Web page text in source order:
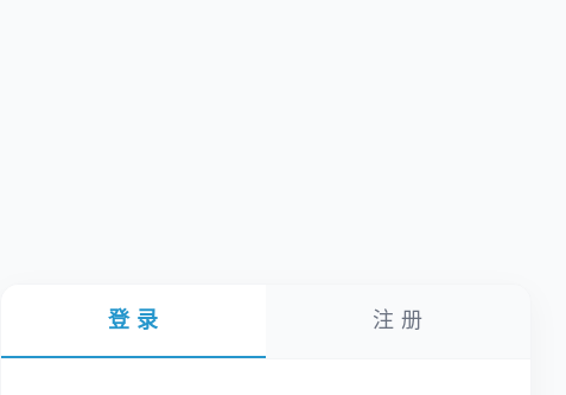
登 录 注 册